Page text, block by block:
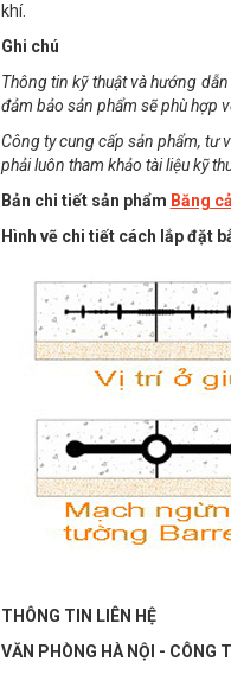
khí.
Ghi chú
Thông tin kỹ thuật và hướng
đảm bảo sản phẩm sẽ phù hợp
Công ty cung cấp sản phẩm, tư
phải luôn tham khảo tài liệu kỹ
Bản chi tiết sản phẩm Băng
Hình vẽ chi tiết cách lắp đặt
THÔNG TIN LIÊN HỆ
VĂN PHÒNG HÀ NỘI - CÔNG